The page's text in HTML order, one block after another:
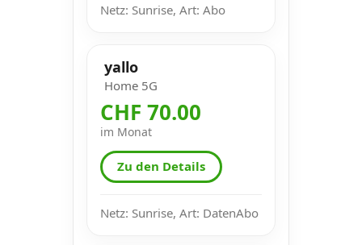
Netz: Sunrise, Art: Abo
yallo
Home 5G
CHF 70.00
im Monat
Zu den Details
Netz: Sunrise, Art: DatenAbo